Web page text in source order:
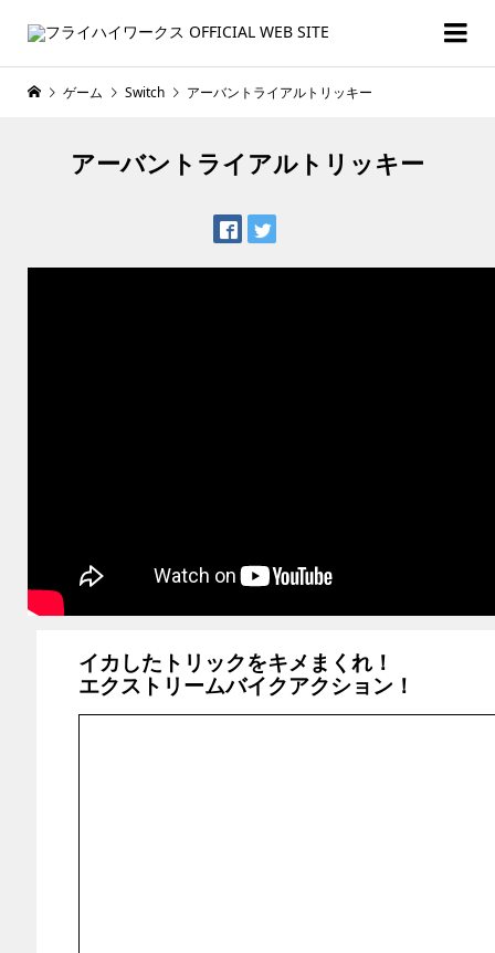
ゲーム Switch アーバントライアルトリッキー
アーバントライアルトリッキー